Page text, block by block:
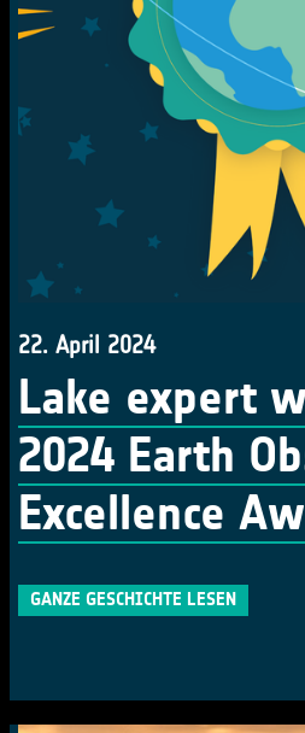
22. April 2024
Lake expert
2024 Earth
Excellence
GANZE GESCHICHTE LESEN